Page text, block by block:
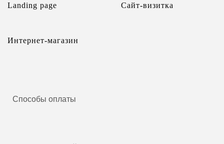
Landing page Сайт-визитка
Интернет-магазин
Способы оплаты